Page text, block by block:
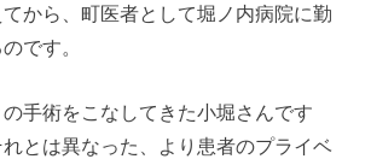
から、町医者として堀ノ内病院に勤
です。
手術をこなしてきた小堀さんです
とは異なった、より患者のプライベ